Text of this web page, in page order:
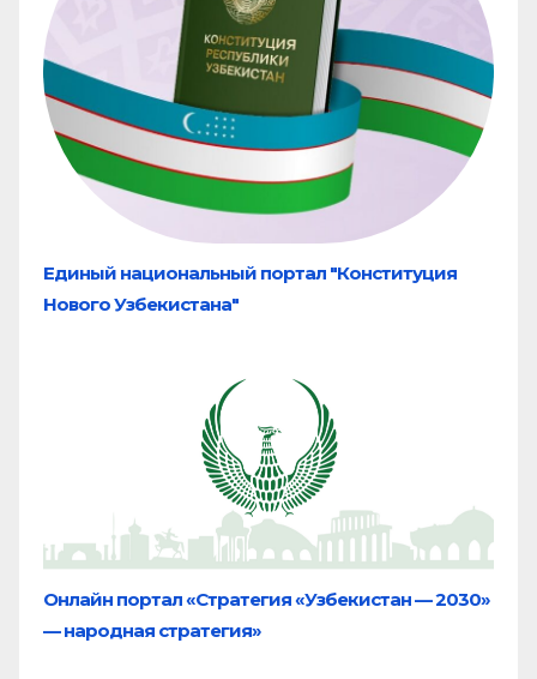
Единый национальный портал "Конституция
Нового Узбекистана"
Онлайн портал «Стратегия «Узбекистан — 2030»
— народная стратегия»